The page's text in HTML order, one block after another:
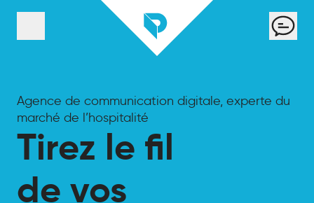
Agence de communication digitale, experte du
marché de l’hospitalité
Tirez le fil
de vos
Panneau de gestion des cookies